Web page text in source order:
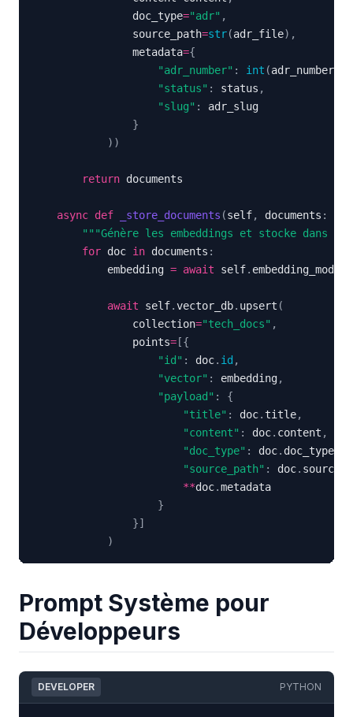
                doc_type
="adr" ,
                source_path
=str(adr_file) ,
                metadata
={
"adr_number" : int (adr_number
"status" : status ,
"slug" :
}
) )
return
async def _store_documents (self, documents :
"""Génère les embeddings et stocke dans
for doc in documents :
            embedding
= await self. embedding_model
await self.vector_db. upsert (
                collection
="tech_docs" ,
                points
= [{
"id" : doc. id ,
"vector" : embedding,
"payload" :
{
"title" : doc. title,
"content" : doc. content ,
"doc_type" : doc. doc_type
"source_path" : doc.
**doc.
}
}]
)
Prompt Système pour
Développeurs
DEVELOPER PYTHON